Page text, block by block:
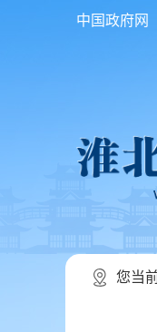
中国政府网
您当